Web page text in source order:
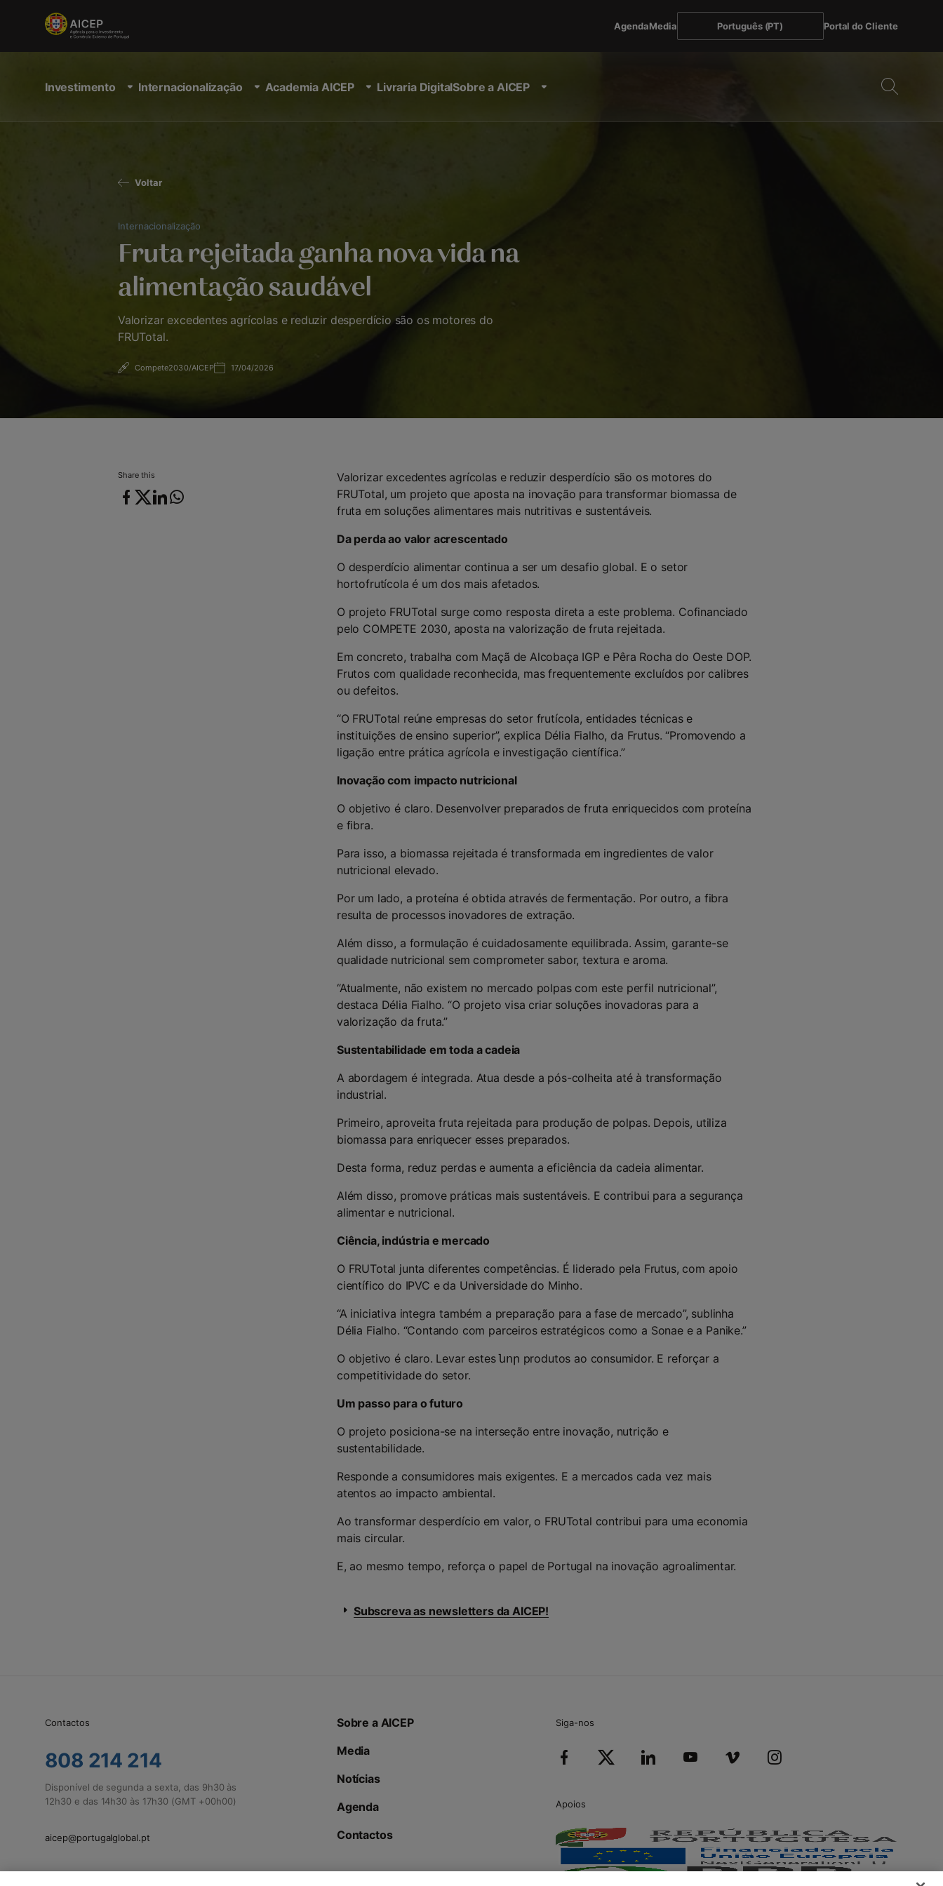
AgendaMedia Português (PT) Portal do Cliente
Investimento Internacionalização Academia AICEP Livraria DigitalSobre a AICEP
Voltar
Internacionalização
Fruta rejeitada ganha nova vida na
alimentação saudável
Valorizar excedentes agrícolas e reduzir desperdício são os motores do
FRUTotal.
Compete2030/AICEP 17/04/2026
Share this
Valorizar excedentes agrícolas e reduzir desperdício são os motores do
FRUTotal, um projeto que aposta na inovação para transformar biomassa de
fruta em soluções alimentares mais nutritivas e sustentáveis.
Da perda ao valor acrescentado
O desperdício alimentar continua a ser um desafio global. E o setor
hortofrutícola é um dos mais afetados.
O projeto FRUTotal surge como resposta direta a este problema. Cofinanciado
pelo COMPETE 2030, aposta na valorização de fruta rejeitada.
Em concreto, trabalha com Maçã de Alcobaça IGP e Pêra Rocha do Oeste DOP.
Frutos com qualidade reconhecida, mas frequentemente excluídos por calibres
ou defeitos.
“O FRUTotal reúne empresas do setor frutícola, entidades técnicas e
instituições de ensino superior”, explica Délia Fialho, da Frutus. “Promovendo a
ligação entre prática agrícola e investigação científica.”
Inovação com impacto nutricional
O objetivo é claro. Desenvolver preparados de fruta enriquecidos com proteína
e fibra.
Para isso, a biomassa rejeitada é transformada em ingredientes de valor
nutricional elevado.
Por um lado, a proteína é obtida através de fermentação. Por outro, a fibra
resulta de processos inovadores de extração.
Além disso, a formulação é cuidadosamente equilibrada. Assim, garante-se
qualidade nutricional sem comprometer sabor, textura e aroma.
“Atualmente, não existem no mercado polpas com este perfil nutricional”,
destaca Délia Fialho. “O projeto visa criar soluções inovadoras para a
valorização da fruta.”
Sustentabilidade em toda a cadeia
A abordagem é integrada. Atua desde a pós-colheita até à transformação
industrial.
Primeiro, aproveita fruta rejeitada para produção de polpas. Depois, utiliza
biomassa para enriquecer esses preparados.
Desta forma, reduz perdas e aumenta a eficiência da cadeia alimentar.
Além disso, promove práticas mais sustentáveis. E contribui para a segurança
alimentar e nutricional.
Ciência, indústria e mercado
O FRUTotal junta diferentes competências. É liderado pela Frutus, com apoio
científico do IPVC e da Universidade do Minho.
“A iniciativa integra também a preparação para a fase de mercado”, sublinha
Délia Fialho. “Contando com parceiros estratégicos como a Sonae e a Panike.”
O objetivo é claro. Levar estes նոր produtos ao consumidor. E reforçar a
competitividade do setor.
Um passo para o futuro
O projeto posiciona-se na interseção entre inovação, nutrição e
sustentabilidade.
Responde a consumidores mais exigentes. E a mercados cada vez mais
atentos ao impacto ambiental.
Ao transformar desperdício em valor, o FRUTotal contribui para uma economia
mais circular.
E, ao mesmo tempo, reforça o papel de Portugal na inovação agroalimentar.
Subscreva as newsletters da AICEP!
Contactos
808 214 214
Disponível de segunda a sexta, das 9h30 às
12h30 e das 14h30 às 17h30 (GMT +00h00)
aicep@portugalglobal.pt
Sobre a AICEP
Media
Notícias
Agenda
Contactos
Siga-nos
Apoios